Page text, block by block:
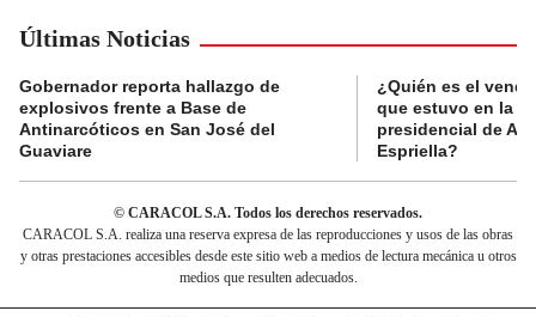
Últimas Noticias
Gobernador reporta hallazgo de
explosivos frente a Base de
Antinarcóticos en San José del
Guaviare
¿Quién es el
que estuvo en la
presidencial de
Espriella?
© CARACOL S.A. Todos los derechos reservados.
CARACOL S.A. realiza una reserva expresa de las reproducciones y usos de las obras
y otras prestaciones accesibles desde este sitio web a medios de lectura mecánica u otros
medios que resulten adecuados.